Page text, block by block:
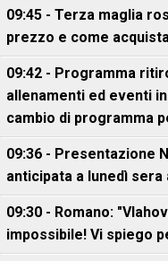
09:45 - Terza maglia
prezzo e come
09:42 - Programma
allenamenti ed eventi
cambio di programma
09:36 - Presentazione
anticipata a lunedì
09:30 - Romano:
impossibile! Vi spiego